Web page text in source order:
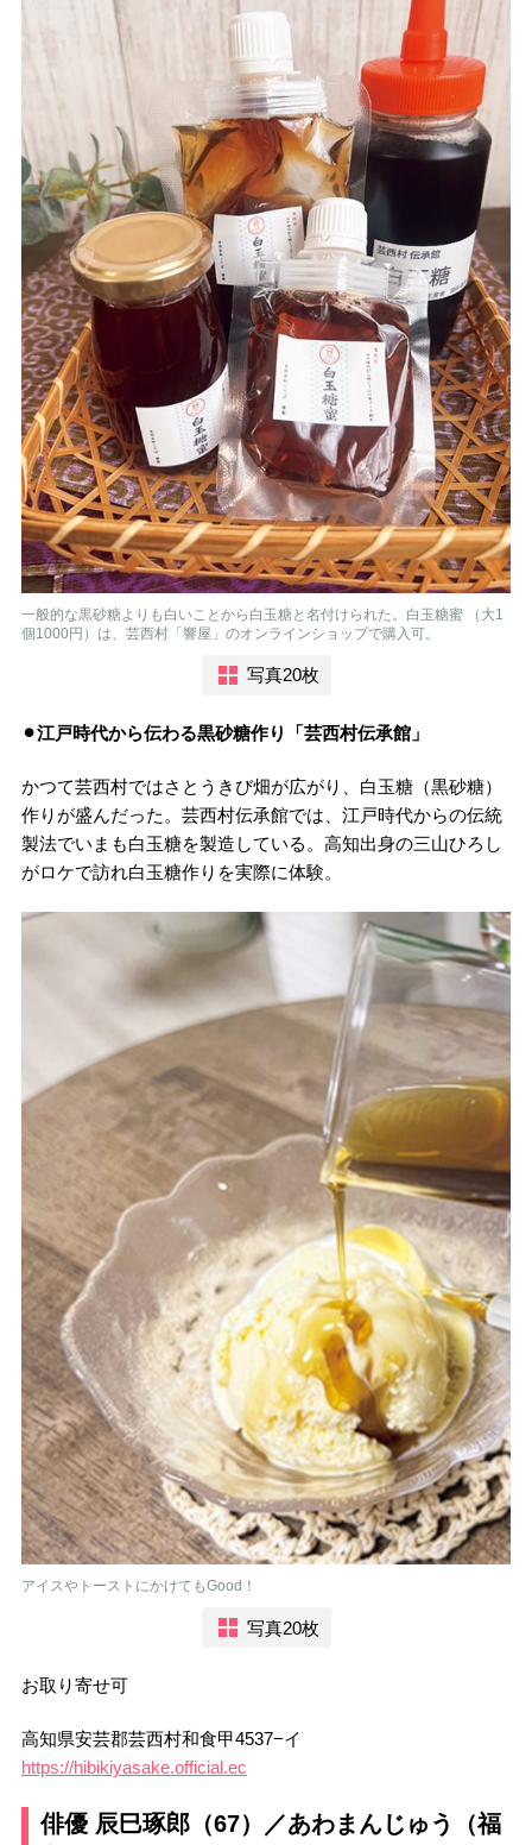
一般的な黒砂糖よりも白いことから白玉糖と名付けられた。白玉糖蜜 （大1
個1000円）は、芸西村「響屋」のオンラインショップで購入可。
写真20枚
⚫︎江戸時代から伝わる黒砂糖作り「芸西村伝承館」
かつて芸西村ではさとうきび畑が広がり、白玉糖（黒砂糖）
作りが盛んだった。芸西村伝承館では、江戸時代からの伝統
製法でいまも白玉糖を製造している。高知出身の三山ひろし
がロケで訪れ白玉糖作りを実際に体験。
アイスやトーストにかけてもGood！
写真20枚
お取り寄せ可
高知県安芸郡芸西村和食甲4537−イ
https://hibikiyasake.official.ec
俳優 辰巳琢郎（67）／あわまんじゅう（福